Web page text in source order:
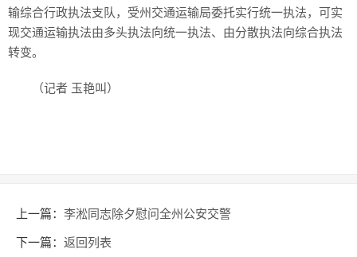
输综合行政执法支队，受州交通运输局委托实行统一执法，可实
现交通运输执法由多头执法向统一执法、由分散执法向综合执法
转变。
（记者 玉艳叫）
上一篇： 李淞同志除夕慰问全州公安交警
下一篇： 返回列表